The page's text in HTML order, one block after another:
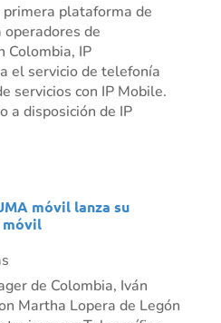
primera plataforma de
de
Colombia, IP
el servicio de telefonía
servicios con IP Mobile.
a disposición de IP
móvil lanza su
de Colombia, Iván
Martha Lopera de Legón